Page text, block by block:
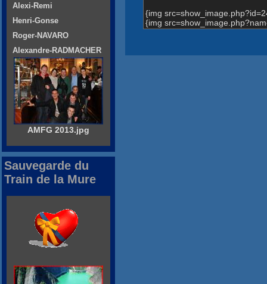
{img
{img
Alexi-Remi
Henri-Gonse
Roger-NAVARO
Alexandre-RADMACHER
AMFG 2013.jpg
Sauvegarde du
Train de la Mure